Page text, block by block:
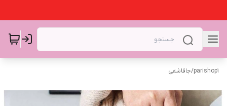
parishop1
/جاقاشقی